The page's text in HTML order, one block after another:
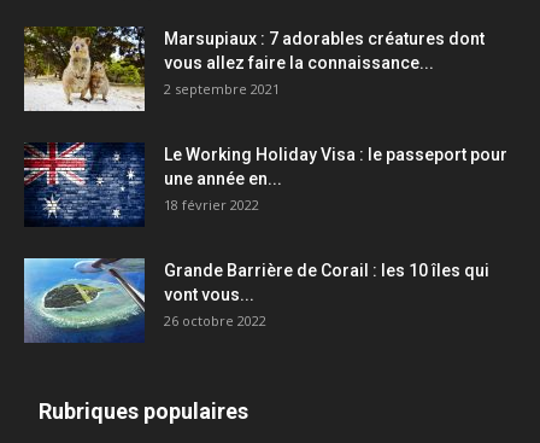
Marsupiaux : 7 adorables créatures dont
vous allez faire la connaissance...
2 septembre 2021
Le Working Holiday Visa : le passeport pour
une année en...
18 février 2022
Grande Barrière de Corail : les 10 îles qui
vont vous...
26 octobre 2022
Rubriques populaires